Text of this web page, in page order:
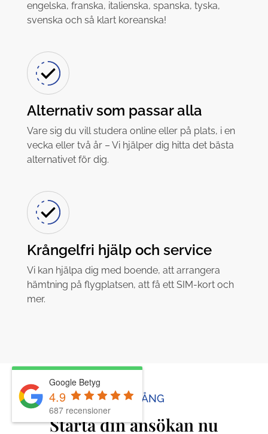
engelska, franska, italienska, spanska, tyska,
svenska och så klart koreanska!
Alternativ som passar alla
Vare sig du vill studera online eller på plats, i en
vecka eller två år – Vi hjälper dig hitta det bästa
alternativet för dig.
Krångelfri hjälp och service
Vi kan hjälpa dig med boende, att arrangera
hämtning på flygplatsen, att få ett SIM-kort och
mer.
KOM IGÅNG
Starta din ansökan nu
Google Betyg
4.9
687 recensioner